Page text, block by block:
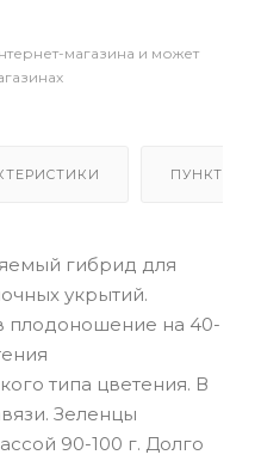
магазина и может
ПУНКТЫ
гибрид для
укрытий.
плодоношение на 40-
типа цветения. В
Зеленцы
90-100 г. Долго